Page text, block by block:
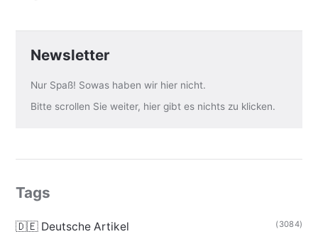
Newsletter
Nur Spaß! Sowas haben wir hier nicht.
Bitte scrollen Sie weiter, hier gibt es nichts zu klicken.
Tags
🇩🇪 Deutsche Artikel (3084)